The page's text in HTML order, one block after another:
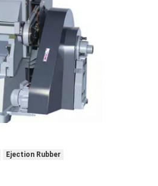
Ejection Rubber